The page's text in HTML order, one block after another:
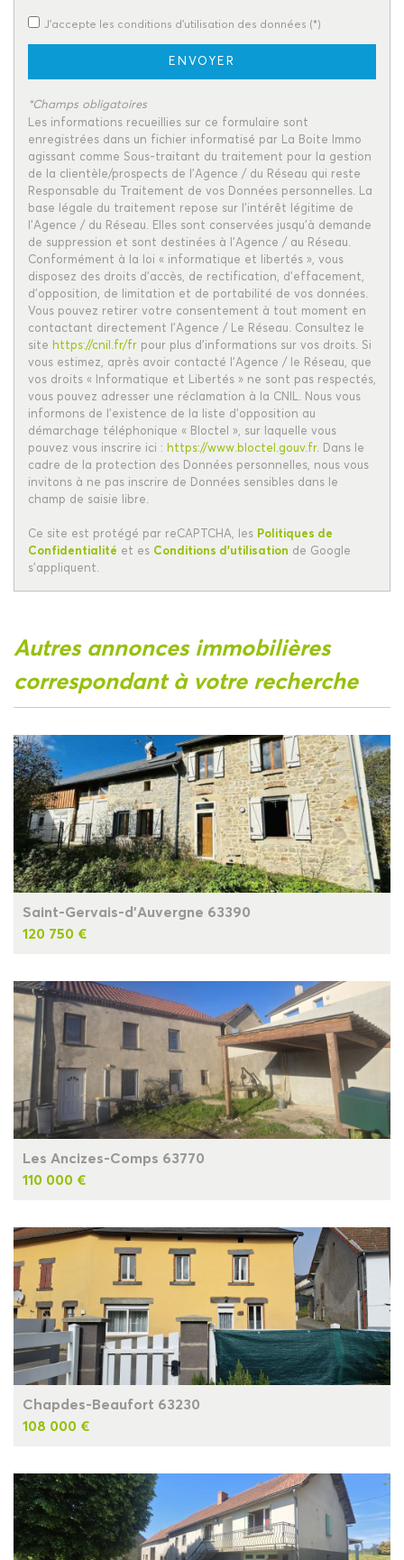
Familles avec 1 ou 2 enfants
Familles avec 3 enfants
J'accepte les conditions d'utilisation des données (*)
ENVOYER
*Champs obligatoires
Les informations recueillies sur ce formulaire sont
enregistrées dans un fichier informatisé par La Boite Immo
agissant comme Sous-traitant du traitement pour la gestion
de la clientèle/prospects de l'Agence / du Réseau qui reste
Responsable du Traitement de vos Données personnelles. La
base légale du traitement repose sur l'intérêt légitime de
l'Agence / du Réseau. Elles sont conservées jusqu'à demande
de suppression et sont destinées à l'Agence / au Réseau.
Conformément à la loi « informatique et libertés », vous
disposez des droits d’accès, de rectification, d’effacement,
d’opposition, de limitation et de portabilité de vos données.
Vous pouvez retirer votre consentement à tout moment en
contactant directement l’Agence / Le Réseau. Consultez le
site https://cnil.fr/fr pour plus d’informations sur vos droits. Si
vous estimez, après avoir contacté l'Agence / le Réseau, que
vos droits « Informatique et Libertés » ne sont pas respectés,
vous pouvez adresser une réclamation à la CNIL. Nous vous
informons de l’existence de la liste d'opposition au
démarchage téléphonique « Bloctel », sur laquelle vous
pouvez vous inscrire ici : https://www.bloctel.gouv.fr. Dans le
cadre de la protection des Données personnelles, nous vous
invitons à ne pas inscrire de Données sensibles dans le
champ de saisie libre.
Ce site est protégé par reCAPTCHA, les Politiques de
Confidentialité et es Conditions d'utilisation de Google
s'appliquent.
autres annonces immobilières
correspondant à votre recherche
Saint-Gervais-d'Auvergne 63390
120 750 €
Les Ancizes-Comps 63770
110 000 €
Chapdes-Beaufort 63230
108 000 €